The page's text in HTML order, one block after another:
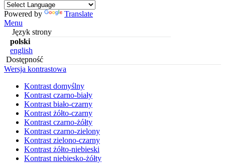
Powered by
Translate
Menu
Język strony
polski
english
Dostępność
Wersja kontrastowa
Kontrast domyślny
Kontrast czarno-biały
Kontrast biało-czarny
Kontrast żółto-czarny
Kontrast czarno-żółty
Kontrast czarno-zielony
Kontrast zielono-czarny
Kontrast żółto-niebieski
Kontrast niebiesko-żółty